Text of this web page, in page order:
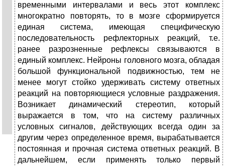
временными интервалами и весь этот комплекс
многократно повторять, то в мозге сформируется
единая система, имеющая специфическую
последовательность рефлекторных реакций, т.е.
ранее разрозненные рефлексы связываются в
единый комплекс. Нейроны головного мозга, обладая
большой функциональной подвижностью, тем не
менее могут стойко удерживать систему ответных
реакций на повторяющиеся условные раздражения.
Возникает динамический стереотип, который
выражается в том, что на систему различных
условных сигналов, действующих всегда один за
другим через определенное время, вырабатывается
постоянная и прочная система ответных реакций. В
дальнейшем, если применять только первый